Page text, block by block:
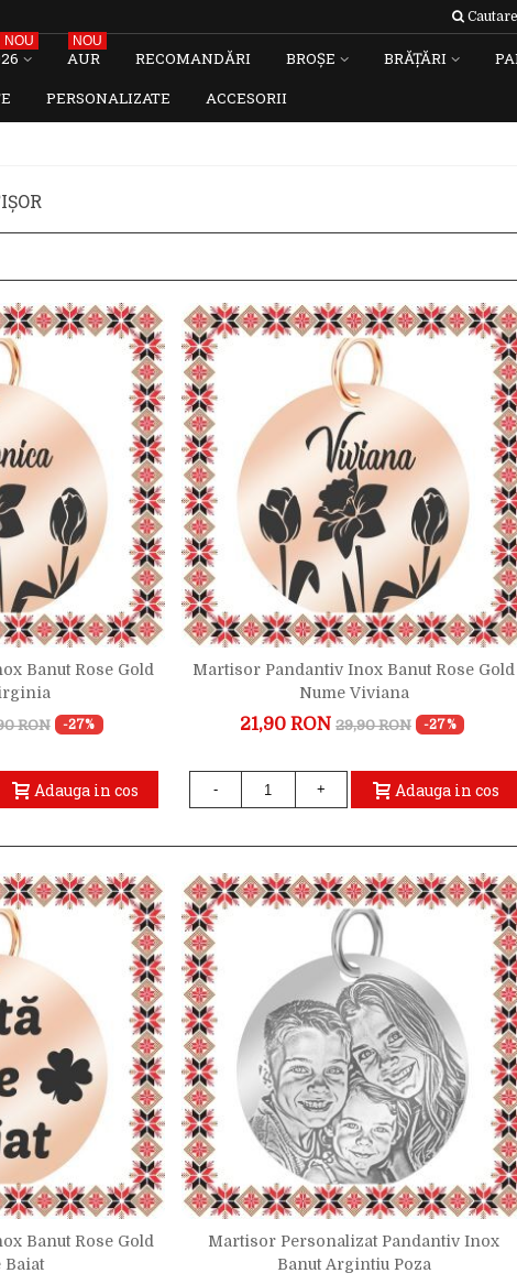
Cautare
NOU
AUR
NOU
RECOMANDĂRI BROȘE BRĂȚĂRI
PERSONALIZATE ACCESORII
Banut Rose Gold
RON -27%
Adauga in cos
Martisor Pandantiv Inox Banut Rose Gold
Nume Viviana
21,90 RON 29,90 RON -27%
- + Adauga in cos
Banut Rose Gold
Baiat
Martisor Personalizat Pandantiv Inox
Banut Argintiu Poza